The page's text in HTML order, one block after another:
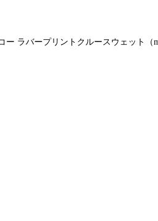
ラバープリントクルースウェット（